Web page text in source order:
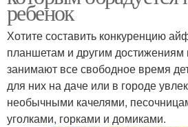
ребенок
Хотите составить конкуренцию
планшетам и другим достижениям
занимают все свободное время
для них на даче или в городе
необычными качелями,
уголками, горками и домиками.